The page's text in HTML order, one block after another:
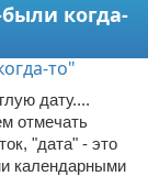
когда-
дату....
отмечать
"дата" - это
календарными